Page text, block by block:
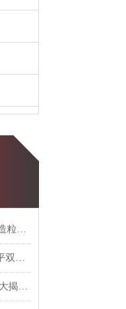
平行双螺杆挤出机 PP PA尼龙造粒机技术参数
平行双螺杆挤出机 EEA EMA平双挤出机 双螺杆挤出机技术参数
平行双螺杆挤出机：技术奥秘大揭秘！